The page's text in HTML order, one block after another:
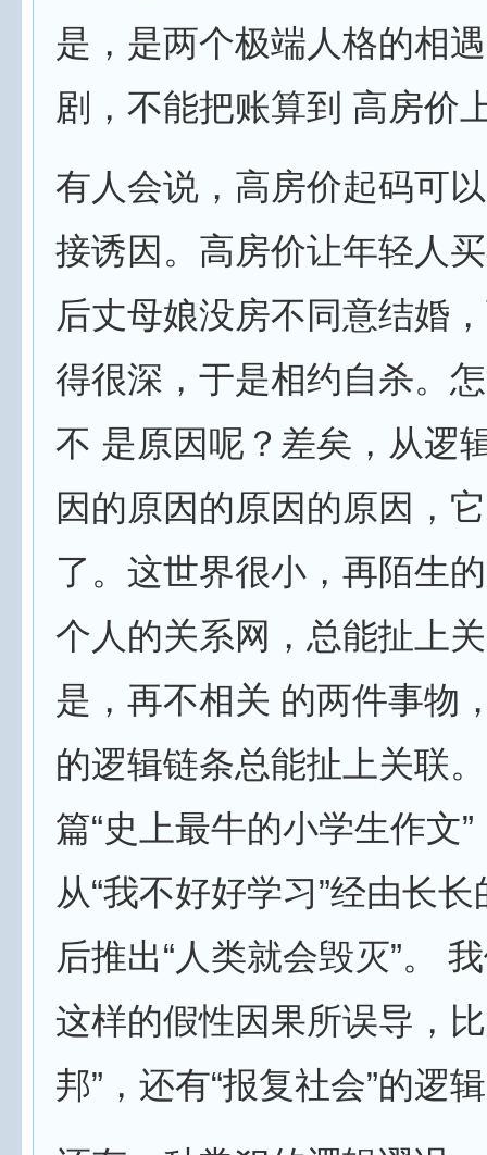
是，是两个极端人格的相
剧，不能把账算到 高房价
有人会说，高房价起码可
接诱因。高房价让年轻人
后丈母娘没房不同意结婚
得很深，于是相约自杀。
不 是原因呢？差矣，从逻
因的原因的原因的原因，
了。这世界很小，再陌生
个人的关系网，总能扯上
是，再不相关 的两件事物
的逻辑链条总能扯上关联
篇“史上最牛的小学生作文
从“我不好好学习”经由长
后推出“人类就会毁灭”。
这样的假性因果所误导，
邦”，还有“报复社会”的逻